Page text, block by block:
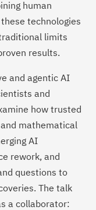
human
technologies
limits
results.
and agentic AI
and
how trusted
mathematical
AI
rework, and
questions to
The talk
a collaborator: